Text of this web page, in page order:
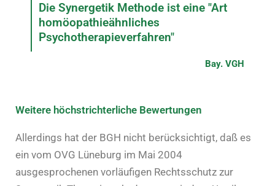
Die Synergetik Methode ist eine "Art
homöopathieähnliches
Psychotherapieverfahren"
Bay. VGH
Weitere höchstrichterliche Bewertungen
Allerdings hat der BGH nicht berücksichtigt, daß es
ein vom OVG Lüneburg im Mai 2004
ausgesprochenen vorläufigen Rechtsschutz zur